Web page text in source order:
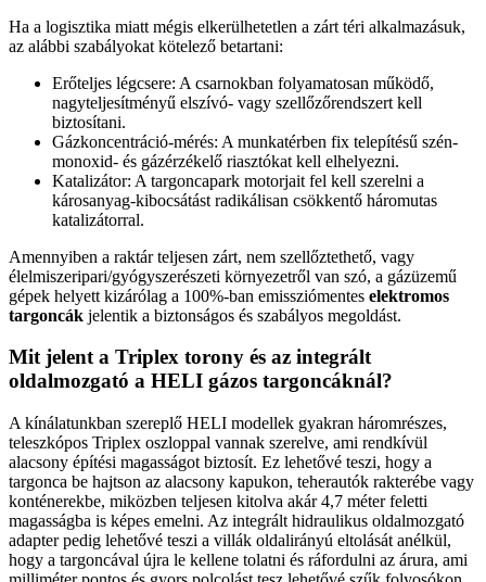
Ha a logisztika miatt mégis elkerülhetetlen a zárt téri alkalmazásuk,
az alábbi szabályokat kötelező betartani:
Erőteljes légcsere: A csarnokban folyamatosan működő,
nagyteljesítményű elszívó- vagy szellőzőrendszert kell
biztosítani.
Gázkoncentráció-mérés: A munkatérben fix telepítésű szén-
monoxid- és gázérzékelő riasztókat kell elhelyezni.
Katalizátor: A targoncapark motorjait fel kell szerelni a
károsanyag-kibocsátást radikálisan csökkentő háromutas
katalizátorral.
Amennyiben a raktár teljesen zárt, nem szellőztethető, vagy
élelmiszeripari/gyógyszerészeti környezetről van szó, a gázüzemű
gépek helyett kizárólag a 100%-ban emissziómentes elektromos
targoncák jelentik a biztonságos és szabályos megoldást.
Mit jelent a Triplex torony és az integrált
oldalmozgató a HELI gázos targoncáknál?
A kínálatunkban szereplő HELI modellek gyakran háromrészes,
teleszkópos Triplex oszloppal vannak szerelve, ami rendkívül
alacsony építési magasságot biztosít. Ez lehetővé teszi, hogy a
targonca be hajtson az alacsony kapukon, teherautók rakterébe vagy
konténerekbe, miközben teljesen kitolva akár 4,7 méter feletti
magasságba is képes emelni. Az integrált hidraulikus oldalmozgató
adapter pedig lehetővé teszi a villák oldalirányú eltolását anélkül,
hogy a targoncával újra le kellene tolatni és ráfordulni az árura, ami